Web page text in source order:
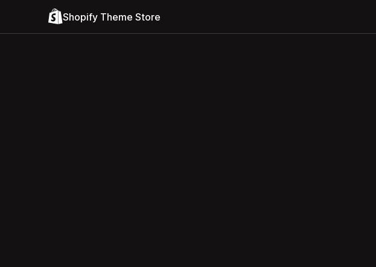
Shopify Theme Store